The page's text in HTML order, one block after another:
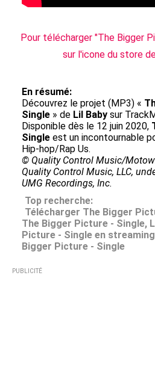
Pour télécharger "The Bigger
sur l'icone du store
En résumé:
Découvrez le projet (MP3) «
Single » de Lil Baby sur
Disponible dès le 12 juin 2020,
Single est un incontournable
Hip-hop/Rap Us.
© Quality Control Music/
Quality Control Music, LLC,
UMG Recordings, Inc.
Top recherche:
Télécharger The Bigger
The Bigger Picture - Single,
Picture - Single en
Bigger Picture - Single
PUBLICITÉ